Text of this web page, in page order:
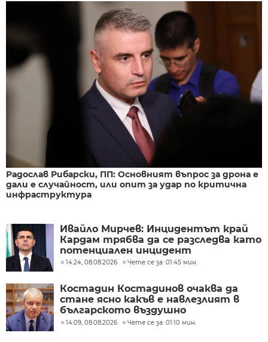
Радослав Рибарски, ПП: Основният въпрос за дрона е
дали е случайност, или опит за удар по критична
инфраструктура
Ивайло Мирчев: Инцидентът край
Кардам трябва да се разследва като
потенциален инцидент
14:24, 08.08.2026 Чете се за: 01:45 мин.
Костадин Костадинов очаква да
стане ясно какъв е навлезлият в
българското въздушно
пространство дрон
14:09, 08.08.2026 Чете се за: 01:10 мин.